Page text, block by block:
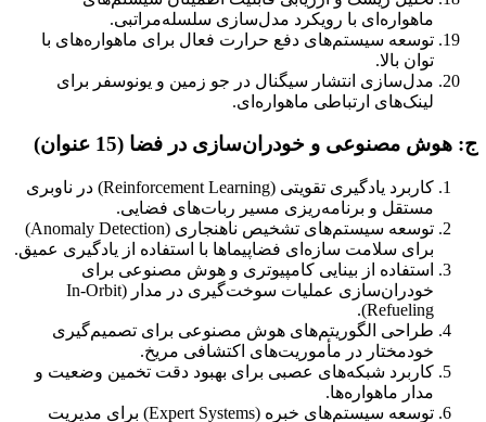
ماهواره‌ای با رویکرد مدل‌سازی سلسله‌مراتبی.
توسعه سیستم‌های دفع حرارت فعال برای ماهواره‌های با
توان بالا.
مدل‌سازی انتشار سیگنال در جو زمین و یونوسفر برای
لینک‌های ارتباطی ماهواره‌ای.
ج: هوش مصنوعی و خودران‌سازی در فضا (15 عنوان)
کاربرد یادگیری تقویتی (Reinforcement Learning) در ناوبری
مستقل و برنامه‌ریزی مسیر ربات‌های فضایی.
توسعه سیستم‌های تشخیص ناهنجاری (Anomaly Detection)
برای سلامت سازه‌ای فضاپیماها با استفاده از یادگیری عمیق.
استفاده از بینایی کامپیوتری و هوش مصنوعی برای
خودران‌سازی عملیات سوخت‌گیری در مدار (In-Orbit
Refueling).
طراحی الگوریتم‌های هوش مصنوعی برای تصمیم‌گیری
خودمختار در مأموریت‌های اکتشافی مریخ.
کاربرد شبکه‌های عصبی برای بهبود دقت تخمین وضعیت و
مدار ماهواره‌ها.
توسعه سیستم‌های خبره (Expert Systems) برای مدیریت